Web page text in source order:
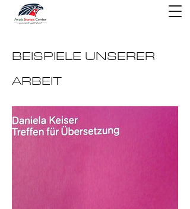
BEISPIELE UNSERER
ARBEIT